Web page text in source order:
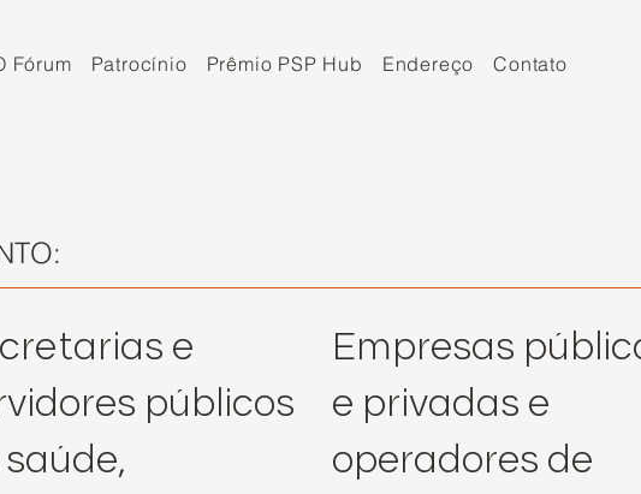
Fórum Patrocínio Prêmio PSP Hub Endereço Contato
e
públicos
Empresas
e privadas e
operadores de